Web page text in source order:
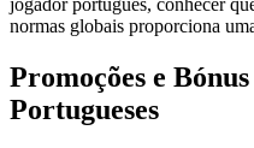
normas globais proporciona
Promoções e
Portugueses